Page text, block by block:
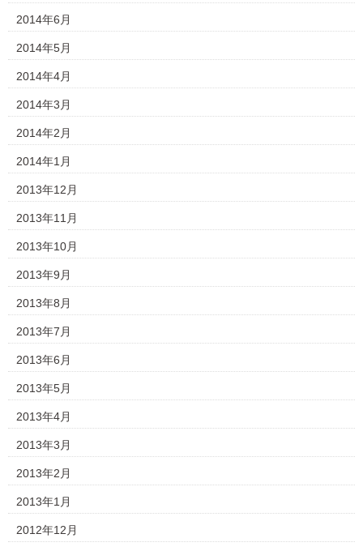
2014年6月
2014年5月
2014年4月
2014年3月
2014年2月
2014年1月
2013年12月
2013年11月
2013年10月
2013年9月
2013年8月
2013年7月
2013年6月
2013年5月
2013年4月
2013年3月
2013年2月
2013年1月
2012年12月